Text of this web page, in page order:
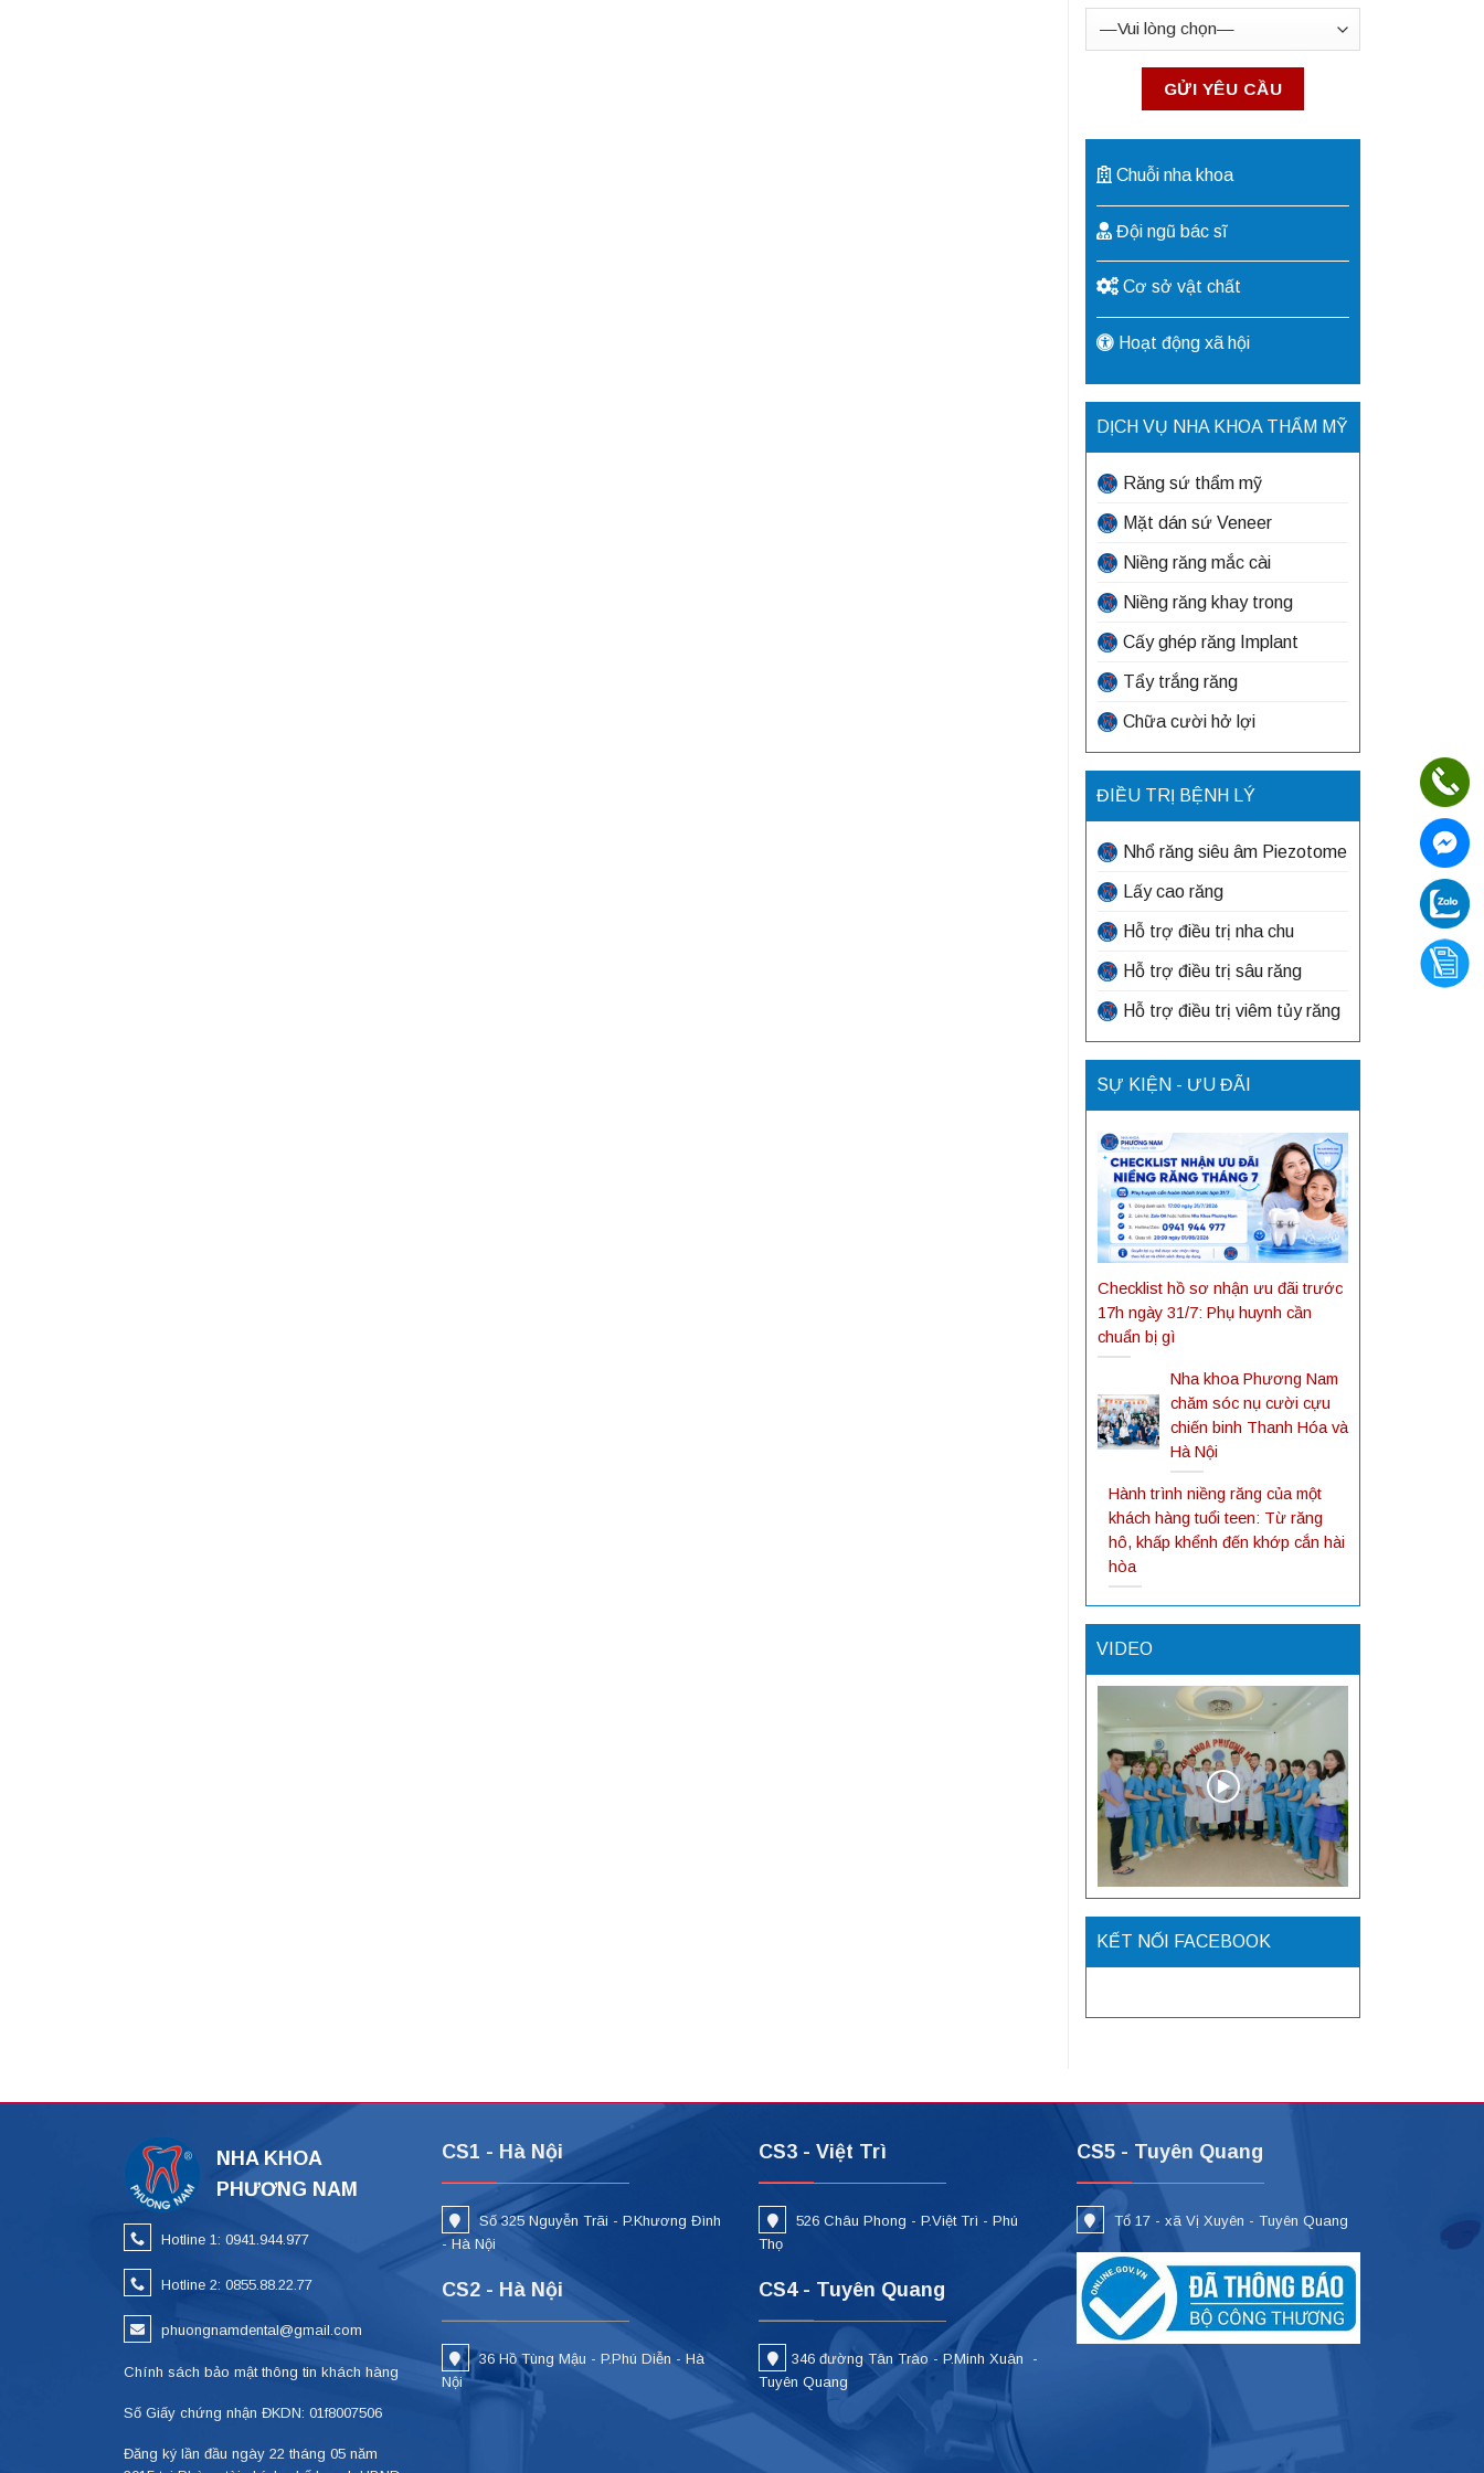
Chuỗi nha khoa
Đội ngũ bác sĩ
Cơ sở vật chất
Hoạt động xã hội
DỊCH VỤ NHA KHOA THẨM MỸ
Răng sứ thẩm mỹ
Mặt dán sứ Veneer
Niềng răng mắc cài
Niềng răng khay trong
Cấy ghép răng Implant
Tẩy trắng răng
Chữa cười hở lợi
ĐIỀU TRỊ BỆNH LÝ
Nhổ răng siêu âm Piezotome
Lấy cao răng
Hỗ trợ điều trị nha chu
Hỗ trợ điều trị sâu răng
Hỗ trợ điều trị viêm tủy răng
SỰ KIỆN - ƯU ĐÃI
Checklist hồ sơ nhận ưu đãi trước
17h ngày 31/7: Phụ huynh cần
chuẩn bị gì
Nha khoa Phương Nam
chăm sóc nụ cười cựu
chiến binh Thanh Hóa và
Hà Nội
Hành trình niềng răng của một
khách hàng tuổi teen: Từ răng
hô, khấp khểnh đến khớp cắn hài
hòa
VIDEO
KẾT NỐI FACEBOOK
NHA KHOA
PHƯƠNG NAM
Hotline 1: 0941.944.977
Hotline 2: 0855.88.22.77
phuongnamdental@gmail.com
Chính sách bảo mật thông tin khách hàng
Số Giấy chứng nhận ĐKDN: 01f8007506
Đăng ký lần đầu ngày 22 tháng 05 năm
CS1 - Hà Nội
Số 325 Nguyễn Trãi - P.Khương Đình
- Hà Nội
CS2 - Hà Nội
36 Hồ Tùng Mậu - P.Phú Diễn - Hà
Nội
CS3 - Việt Trì
526 Châu Phong - P.Việt Trì - Phú
Thọ
CS4 - Tuyên Quang
346 đường Tân Trào - P.Minh Xuân -
Tuyên Quang
CS5 - Tuyên Quang
Tổ 17 - xã Vị Xuyên - Tuyên Quang